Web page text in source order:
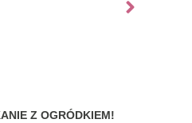
Z OGRÓDKIEM!